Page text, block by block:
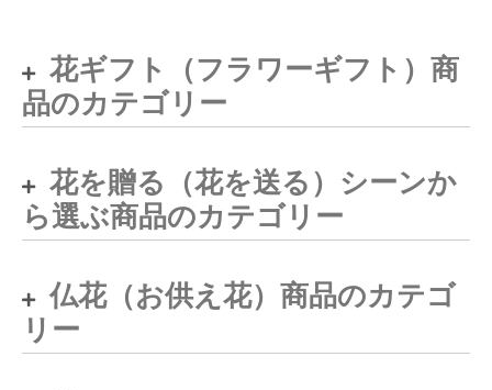
花ギフト（フラワーギフト）商
品のカテゴリー
花を贈る（花を送る）シーンか
ら選ぶ商品のカテゴリー
仏花（お供え花）商品のカテゴ
リー